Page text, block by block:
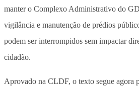
manter o Complexo Administrativo do
vigilância e manutenção de prédios
podem ser interrompidos sem impactar
cidadão.
Aprovado na CLDF, o texto segue agora